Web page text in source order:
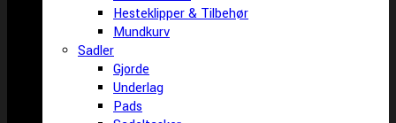
Hesteklipper & Tilbehør
Mundkurv
Sadler
Gjorde
Underlag
Pads